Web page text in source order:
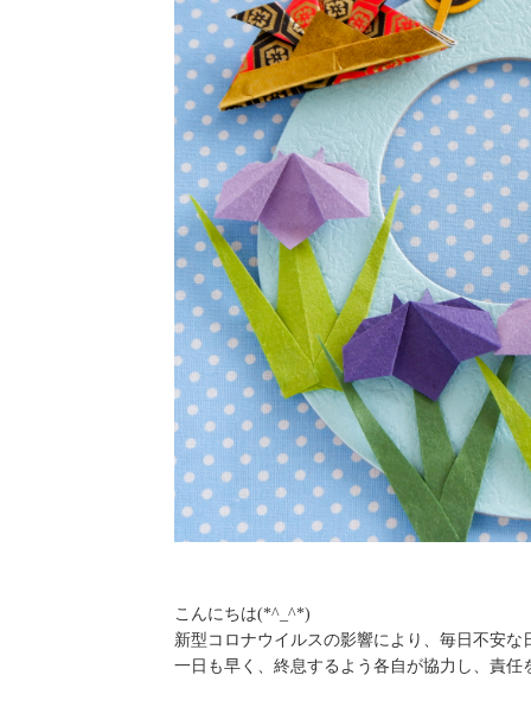
こんにちは(*^_^*)
新型コロナウイルスの影響により、毎日不安な
一日も早く、終息するよう各自が協力し、責